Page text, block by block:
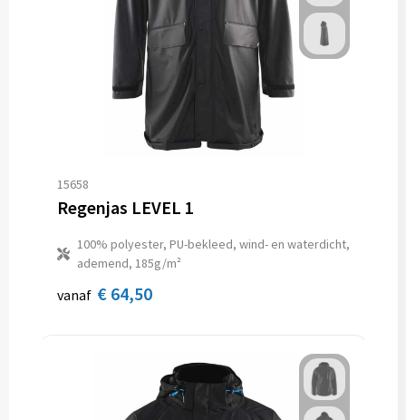
15658
Regenjas LEVEL 1
100% polyester, PU-bekleed, wind- en waterdicht,
ademend, 185g/m²
vanaf € 64,50